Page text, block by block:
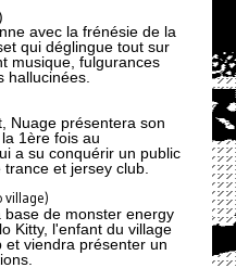
avec la frénésie de la
qui déglingue tout sur
musique, fulgurances
hallucinées.
Nuage présentera son
1ère fois au
a su conquérir un public
et jersey club.
village)
de monster energy
Kitty, l'enfant du village
viendra présenter un